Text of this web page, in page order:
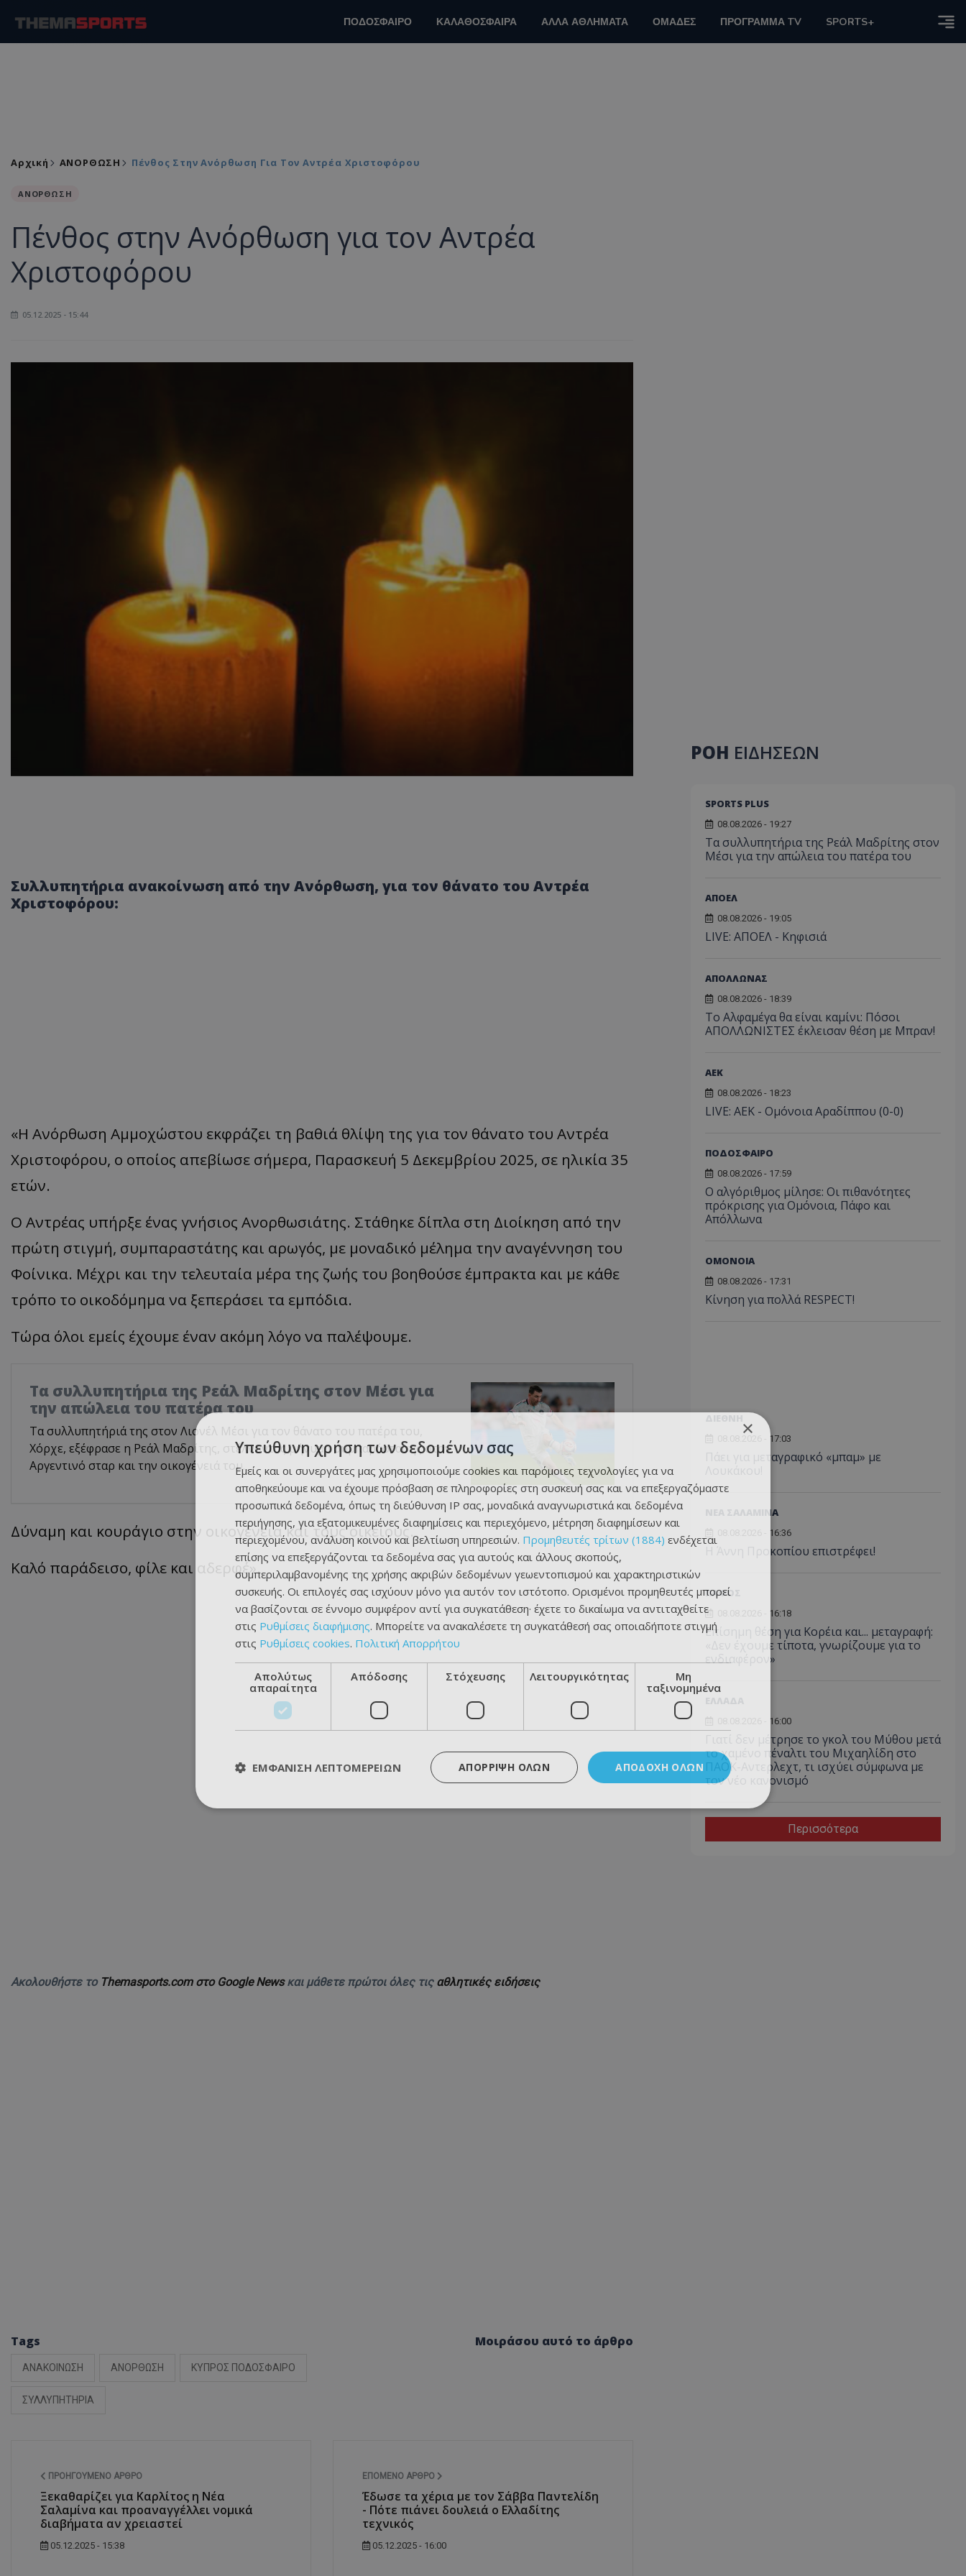
ΠΟΔΟΣΦΑΙΡΟ ΚΑΛΑΘΟΣΦΑΙΡΑ ΑΛΛΑ ΑΘΛΗΜΑΤΑ ΟΜΑΔΕΣ ΠΡΟΓΡΑΜΜΑ TV SPORTS+
Αρχική ΑΝΟΡΘΩΣΗ Πένθος Στην Ανόρθωση Για Τον Αντρέα Χριστοφόρου
ΑΝΟΡΘΩΣΗ
Πένθος στην Ανόρθωση για τον Αντρέα
Χριστοφόρου
05.12.2025 - 15:44
Συλλυπητήρια ανακοίνωση από την Ανόρθωση, για τον θάνατο του Αντρέα
Χριστοφόρου:
«Η Ανόρθωση Αμμοχώστου εκφράζει τη βαθιά θλίψη της για τον θάνατο του Αντρέα
Χριστοφόρου, ο οποίος απεβίωσε σήμερα, Παρασκευή 5 Δεκεμβρίου 2025, σε ηλικία 35
ετών.
Ο Αντρέας υπήρξε ένας γνήσιος Ανορθωσιάτης. Στάθηκε δίπλα στη Διοίκηση από την
πρώτη στιγμή, συμπαραστάτης και αρωγός, με μοναδικό μέλημα την αναγέννηση του
Φοίνικα. Μέχρι και την τελευταία μέρα της ζωής του βοηθούσε έμπρακτα και με κάθε
τρόπο το οικοδόμημα να ξεπεράσει τα εμπόδια.
Τώρα όλοι εμείς έχουμε έναν ακόμη λόγο να παλέψουμε.
Τα συλλυπητήρια της Ρεάλ Μαδρίτης στον Μέσι για
την απώλεια του πατέρα του
Τα συλλυπητήριά της στον Λιονέλ Μέσι για τον θάνατο του πατέρα του,
Χόρχε, εξέφρασε η Ρεάλ Μαδρίτης, στέλνοντας μήνυμα συμπαράστασης στον
Αργεντινό σταρ και την οικογένειά του.
Δύναμη και κουράγιο στην οικογένεια και τους οικείους.
Καλό παράδεισο, φίλε και αδερφέ».
Ακολουθήστε το Themasports.com στο Google Newsκαι μάθετε πρώτοι όλες τις αθλητικές ειδήσεις
Tags
ΑΝΑΚΟΙΝΩΣΗ ΑΝΟΡΘΩΣΗ ΚΥΠΡΟΣ ΠΟΔΟΣΦΑΙΡΟ
ΣΥΛΛΥΠΗΤΗΡΙΑ
Μοιράσου αυτό το άρθρο
ΠΡΟΗΓΟΎΜΕΝΟ ΆΡΘΡΟ
Ξεκαθαρίζει για Καρλίτος η Νέα
Σαλαμίνα και προαναγγέλλει νομικά
διαβήματα αν χρειαστεί
05.12.2025 - 15:38
ΕΠΌΜΕΝΟ ΆΡΘΡΟ
Έδωσε τα χέρια με τον Σάββα Παντελίδη
- Πότε πιάνει δουλειά ο Ελλαδίτης
τεχνικός
05.12.2025 - 16:00
ΡΟΗ ΕΙΔΗΣΕΩΝ
SPORTS PLUS
08.08.2026 - 19:27
Τα συλλυπητήρια της Ρεάλ Μαδρίτης στον
Μέσι για την απώλεια του πατέρα του
ΑΠΟΕΛ
08.08.2026 - 19:05
LIVE: ΑΠΟΕΛ - Κηφισιά
ΑΠΟΛΛΩΝΑΣ
08.08.2026 - 18:39
Το Αλφαμέγα θα είναι καμίνι: Πόσοι
ΑΠΟΛΛΩΝΙΣΤΕΣ έκλεισαν θέση με Μπραν!
ΑEK
08.08.2026 - 18:23
LIVE: ΑΕΚ - Ομόνοια Αραδίππου (0-0)
ΠΟΔΟΣΦΑΙΡΟ
08.08.2026 - 17:59
Ο αλγόριθμος μίλησε: Οι πιθανότητες
πρόκρισης για Ομόνοια, Πάφο και
Απόλλωνα
ΟΜΟΝΟΙΑ
08.08.2026 - 17:31
Κίνηση για πολλά RESPECT!
08.08.2026 - 17:03
Πάει για μεταγραφικό «μπαμ» με
ΝΕΑ ΣΑΛΑΜΙΝΑ
08.08.2026 - 16:36
Η Άννη Προκοπίου επιστρέφει!
ΠΑΦΟΣ
08.08.2026 - 16:18
Επίσημη θέση για Κορέια και... μεταγραφή:
«Δεν έχουμε τίποτα, γνωρίζουμε για το
ενδιαφέρον»
08.08.2026 - 16:00
Γιατί δεν μέτρησε το γκολ του Μύθου μετά
το χαμένο πέναλτι του Μιχαηλίδη στο
ΠΑΟΚ-Αντερλεχτ, τι ισχύει σύμφωνα με
τον νέο κανονισμό
Περισσότερα
×
Υπεύθυνη χρήση των δεδομένων σας
Εμείς και οι συνεργάτες μας χρησιμοποιούμε cookies και παρόμοιες τεχνολογίες για να
αποθηκεύουμε και να έχουμε πρόσβαση σε πληροφορίες στη συσκευή σας και να επεξεργαζόμαστε
προσωπικά δεδομένα, όπως τη διεύθυνση IP σας, μοναδικά αναγνωριστικά και δεδομένα
περιήγησης, για εξατομικευμένες διαφημίσεις και περιεχόμενο, μέτρηση διαφημίσεων και
περιεχομένου, ανάλυση κοινού και βελτίωση υπηρεσιών. Προμηθευτές τρίτων (1884) ενδέχεται
επίσης να επεξεργάζονται τα δεδομένα σας για αυτούς και άλλους σκοπούς,
συμπεριλαμβανομένης της χρήσης ακριβών δεδομένων γεωεντοπισμού και χαρακτηριστικών
συσκευής. Οι επιλογές σας ισχύουν μόνο για αυτόν τον ιστότοπο. Ορισμένοι προμηθευτές μπορεί
να βασίζονται σε έννομο συμφέρον αντί για συγκατάθεση· έχετε το δικαίωμα να αντιταχθείτε
στις Ρυθμίσεις διαφήμισης. Μπορείτε να ανακαλέσετε τη συγκατάθεσή σας οποιαδήποτε στιγμή
στις Ρυθμίσεις cookies. Πολιτική Απορρήτου
Απολύτως
απαραίτητα
Απόδοσης Στόχευσης Λειτουργικότητας
Μη
ταξινομημένα
ΑΠΟΔΟΧΉ ΌΛΩΝ
ΑΠΌΡΡΙΨΗ ΌΛΩΝ
ΕΜΦΆΝΙΣΗ ΛΕΠΤΟΜΕΡΕΙΏΝ